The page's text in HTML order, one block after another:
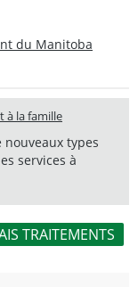
du Manitoba
à la famille
types
services à
TRAITEMENTS